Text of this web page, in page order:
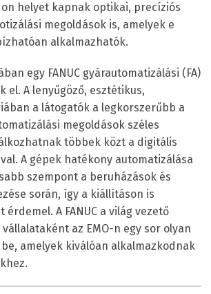
helyet kapnak optikai, precíziós
megoldások is, amelyek e
alkalmazhatók.
egy FANUC gyárautomatizálási (FA)
el. A lenyűgöző, esztétikus,
a látogatók a legkorszerűbb a
megoldások széles
többek közt a digitális
A gépek hatékony automatizálása
szempont a beruházások és
során, így a kiállításon is
A FANUC a világ vezető
az EMO-n egy sor olyan
amelyek kiválóan alkalmazkodnak